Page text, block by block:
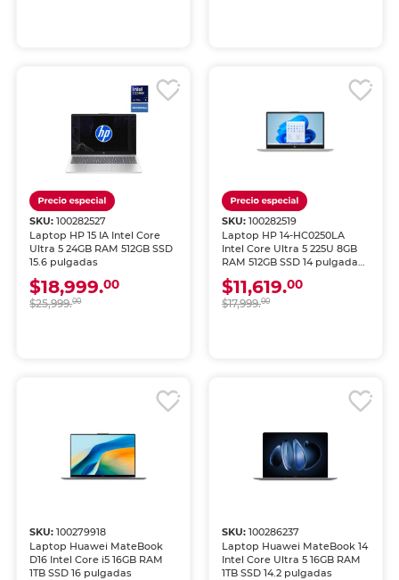
SKU:100282527
Laptop HP 15 IA Intel Core
Ultra 5 24GB RAM 512GB SSD
15.6 pulgadas
$18,999.00
$25,999.00
SKU: 100282519
Laptop HP 14-HC0250LA
Intel Core Ultra 5 225U 8GB
RAM 512GB SSD 14 pulgadas
FHD
$11,619.00
$17,999.00
SKU:100279918
Laptop Huawei MateBook
D16 Intel Core i5 16GB RAM
1TB SSD 16 pulgadas
SKU: 100286237
Laptop Huawei MateBook 14
Intel Core Ultra 5 16GB RAM
1TB SSD 14.2 pulgadas